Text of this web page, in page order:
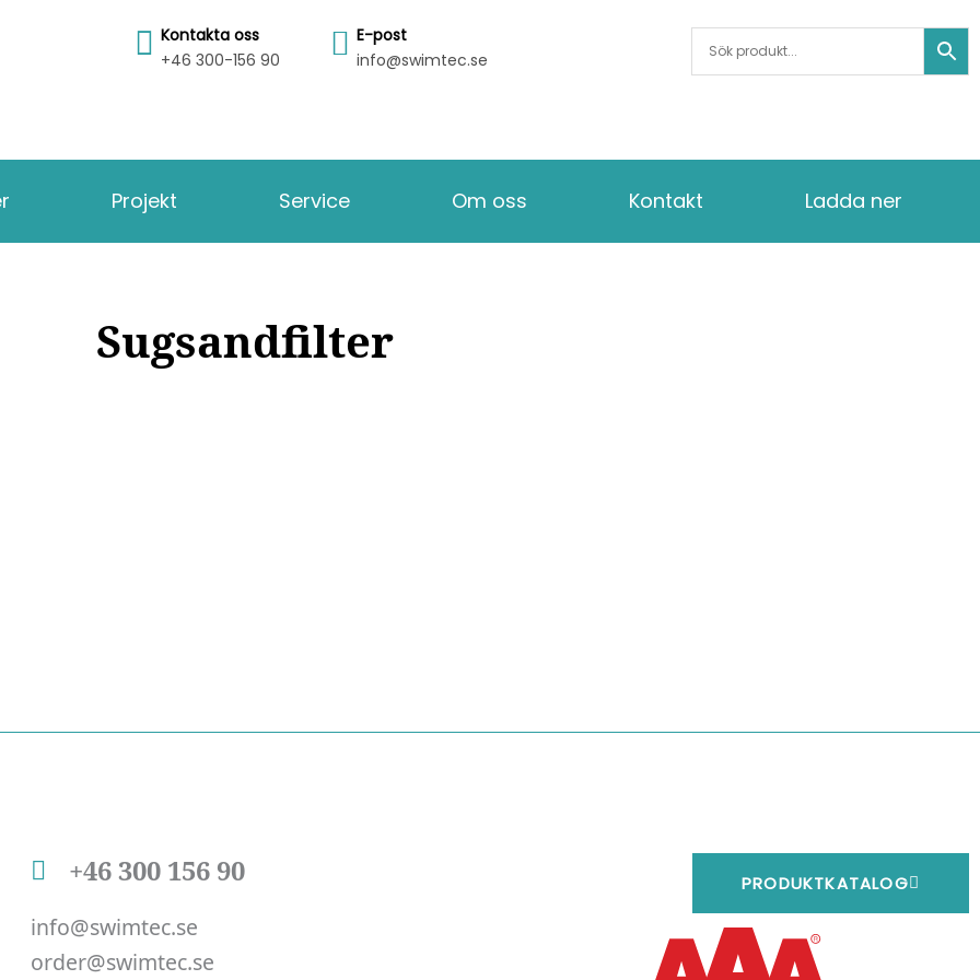
Kontakta oss
+46 300-156 90
E-post
info@swimtec.se
Projekt Service Om oss Kontakt Ladda ner
Sugsandfilter
+46 300 156 90
info@swimtec.se
order@swimtec.se
PRODUKTKATALOG